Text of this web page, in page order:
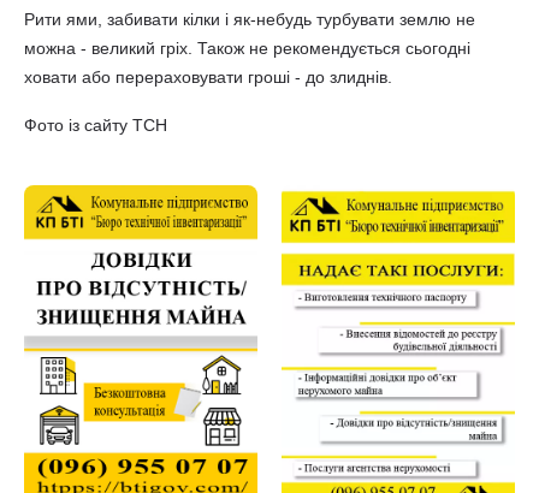
Рити ями, забивати кілки і як-небудь турбувати землю не
можна - великий гріх. Також не рекомендується сьогодні
ховати або перераховувати гроші - до злиднів.
Фото із сайту ТСН